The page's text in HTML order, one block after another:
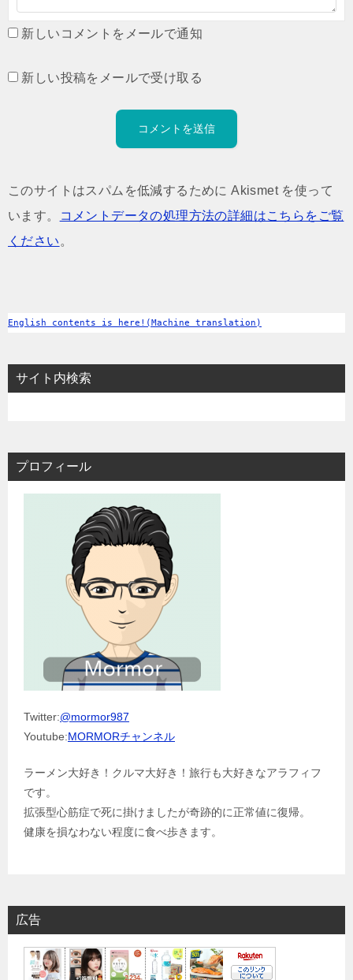
新しいコメントをメールで通知
新しい投稿をメールで受け取る
このサイトはスパムを低減するために Akismet を使って
います。
コメントデータの処理方法の詳細はこちらをご覧
ください 。
English contents is here!(Machine translation)
サイト内検索
プロフィール
Twitter:@mormor987
Youtube:MORMORチャンネル
ラーメン大好き！クルマ大好き！旅行も大好きなアラフィフ
です。
拡張型心筋症で死に掛けましたが奇跡的に正常値に復帰。
健康を損なわない程度に食べ歩きます。
広告